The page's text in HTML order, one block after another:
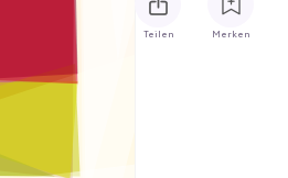
Teilen Merken